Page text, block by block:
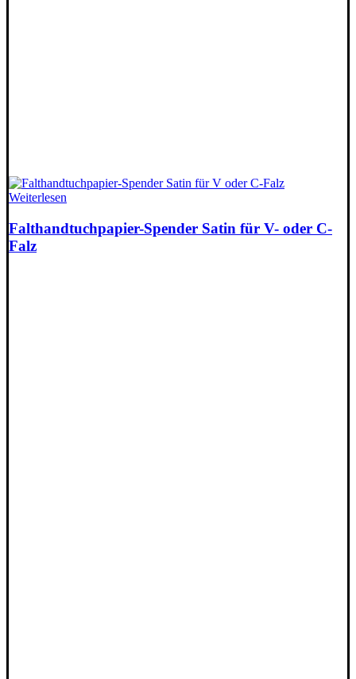
Weiterlesen
Falthandtuchpapier-Spender Satin für V- oder C-
Falz